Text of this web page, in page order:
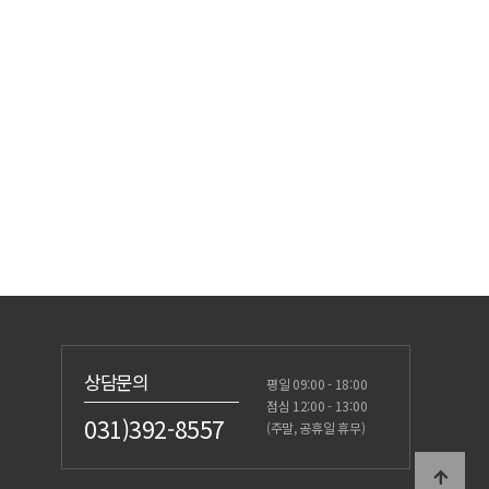
상담문의
031)392-8557
평일 09:00 - 18:00
점심 12:00 - 13:00
(주말, 공휴일 휴무)